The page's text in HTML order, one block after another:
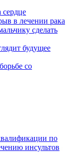
в лечении рака
сделать
будущее
со
по
инсультов